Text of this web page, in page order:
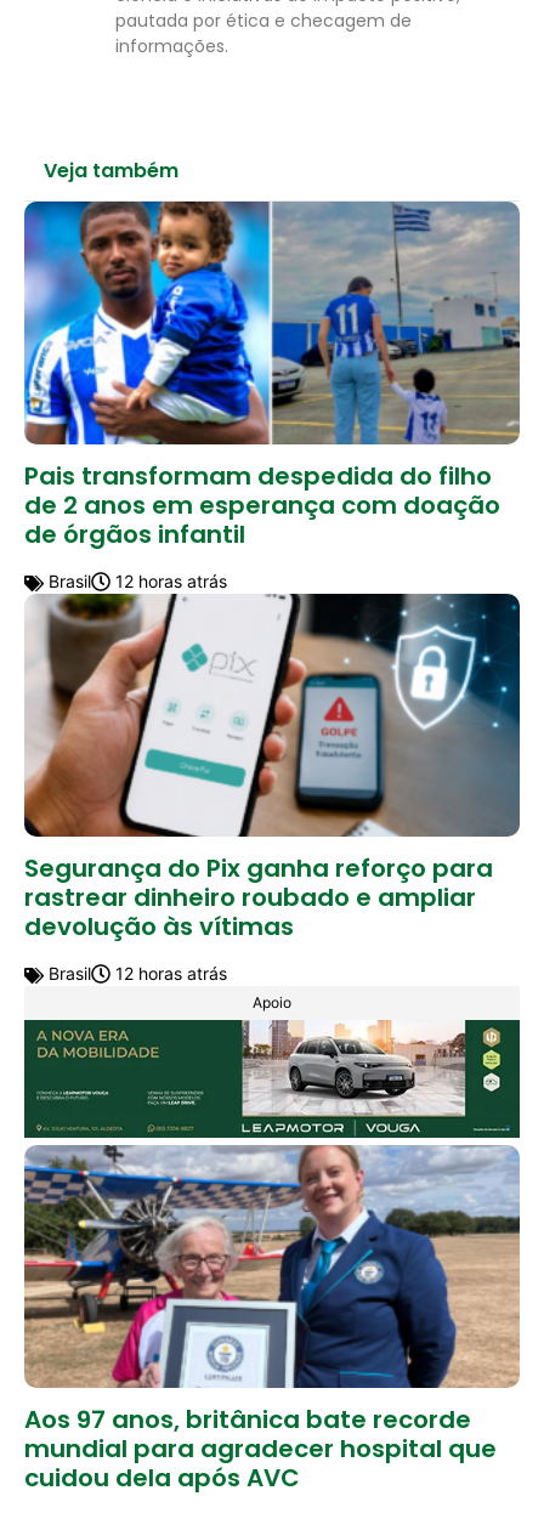
pautada por ética e checagem de
informações.
Veja também
Pais transformam despedida do filho
de 2 anos em esperança com doação
de órgãos infantil
Brasil 12 horas atrás
Segurança do Pix ganha reforço para
rastrear dinheiro roubado e ampliar
devolução às vítimas
Brasil 12 horas atrás
Apoio
Aos 97 anos, britânica bate recorde
mundial para agradecer hospital que
cuidou dela após AVC